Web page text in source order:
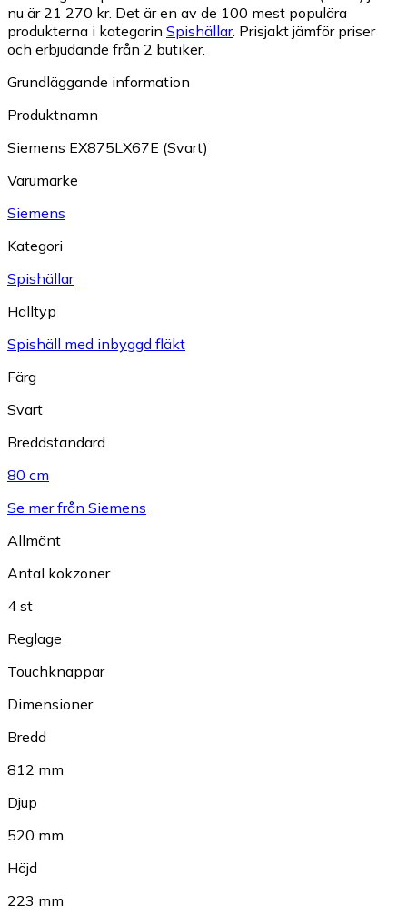
nu är 21 270 kr. Det är en av de 100 mest populära
produkterna i kategorin Spishällar. Prisjakt jämför priser
och erbjudande från 2 butiker.
Grundläggande information
Produktnamn
Siemens EX875LX67E (Svart)
Varumärke
Siemens
Kategori
Spishällar
Hälltyp
Spishäll med inbyggd fläkt
Färg
Svart
Breddstandard
80 cm
Se mer från Siemens
Allmänt
Antal kokzoner
4 st
Reglage
Touchknappar
Dimensioner
Bredd
812 mm
Djup
520 mm
Höjd
223 mm